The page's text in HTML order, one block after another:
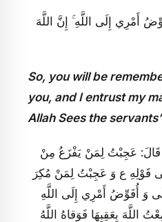
أَمْرِي إِلَى اللَّهِ ۚ إِنَّ اللَّهَ
So, you will be
you, and I entrust my
Allah Sees the
عَجِبْتُ لِمَنْ يَفْزَعُ مِنْ
قَوْلِهِ ع وَ عَجِبْتُ لِمَنْ مُكِرَ
وَ أُفَوِّضُ أَمْرِي إِلَى اللَّهِ
اللَّهَ بِعَقِبِهَا فَوَقاهُ اللَّهُ